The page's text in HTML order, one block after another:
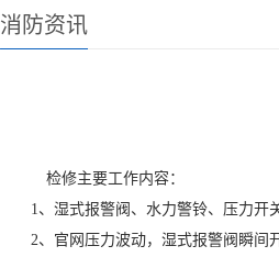
消防资讯
检修主要工作内容：
1、湿式报警阀、水力警铃、压力开关
2、官网压力波动，湿式报警阀瞬间开